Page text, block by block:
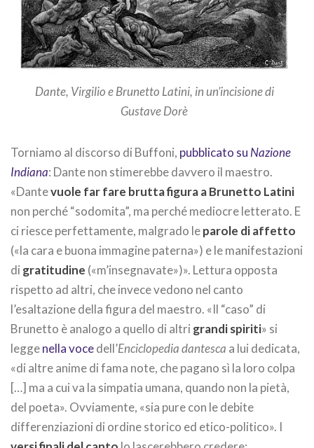
Dante, Virgilio e Brunetto Latini, in un’incisione di
Gustave Dorè
Torniamo al discorso di Buffoni, pubblicato su Nazione
Indiana: Dante non stimerebbe davvero il maestro.
«Dantevuole far fare brutta figura a Brunetto Latini
non perché “sodomita”, ma perché mediocre letterato. E
ci riesce perfettamente, malgrado leparole di affetto
(«la cara e buona immagine paterna») e le manifestazioni
di gratitudine («m’insegnavate»)». Lettura opposta
rispetto ad altri, che invece vedono nel canto
l’esaltazione della figura del maestro. «Il “caso” di
Brunetto è analogo a quello di altri grandi spiriti» si
leggenella vocedell’Enciclopedia dantesca a lui dedicata,
«di altre anime di fama note, che pagano sì la loro colpa
[…] ma a cui va la simpatia umana, quando non la pietà,
del poeta». Ovviamente, «sia pure con le debite
differenziazioni di ordine storico ed etico-politico». I